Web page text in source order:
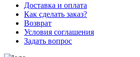
Доставка и оплата
Как сделать заказ?
Возврат
Условия соглашения
Задать вопрос